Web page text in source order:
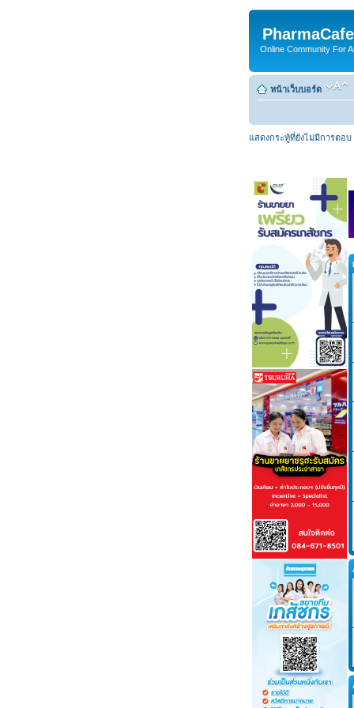
Online Community For
หน้าเว็บบอร์ด
แสดงกระทู้ที่ยังไม่มีการตอบ